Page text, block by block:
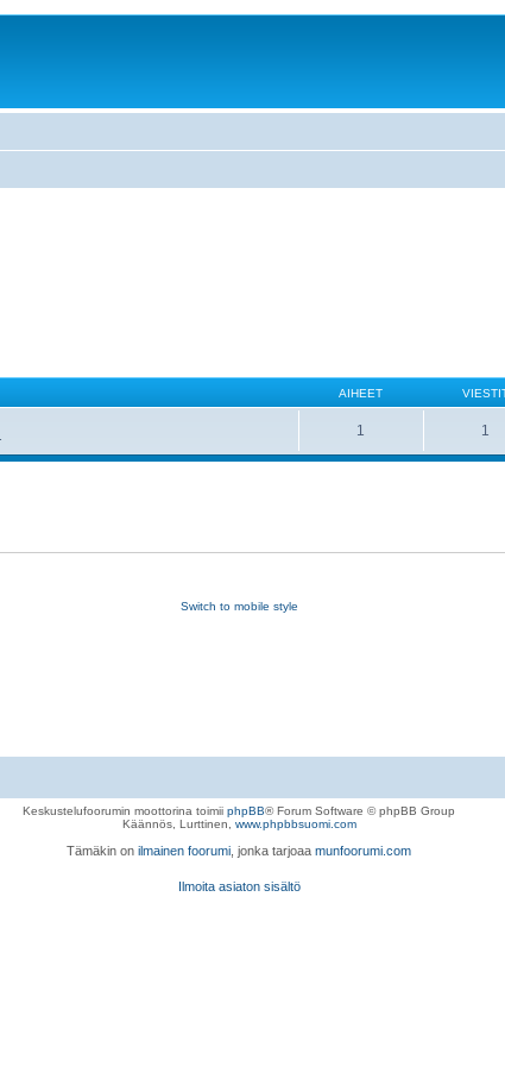
AIHEET
1 1
Switch to mobile style
Keskustelufoorumin moottorina toimii phpBB® Forum Software © phpBB Group
Käännös, Lurttinen, www.phpbbsuomi.com
Tämäkin on ilmainen foorumi , jonka tarjoaa munfoorumi.com
Ilmoita asiaton sisältö